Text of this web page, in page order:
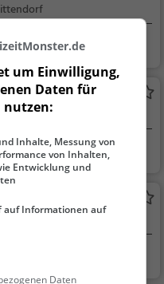
Natur
in Gießhübl
Aussichtspunkt, F
amilie & Kinder, Natu
Gaaden
amilie & Kinder, Natu
um Einwilligung,
Daten für
nutzen:
Inhalte, Messung von
von Inhalten,
Entwicklung und
auf Informationen auf
Daten